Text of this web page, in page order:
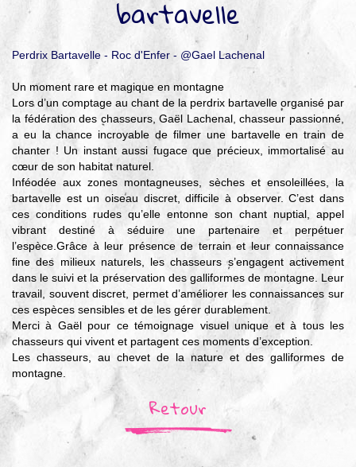
pour l’environnement
Je veux devenir chasseur
▼
Je suis chasseur
Je valide mon permis
bartavelle
Perdrix Bartavelle - Roc d'Enfer - @Gael Lachenal
Un moment rare et magique en montagne
Lors d’un comptage au chant de la perdrix bartavelle organisé par
la fédération des chasseurs, Gaël Lachenal, chasseur passionné,
a eu la chance incroyable de filmer une bartavelle en train de
chanter ! Un instant aussi fugace que précieux, immortalisé au
cœur de son habitat naturel.
Inféodée aux zones montagneuses, sèches et ensoleillées, la
bartavelle est un oiseau discret, difficile à observer. C’est dans
ces conditions rudes qu’elle entonne son chant nuptial, appel
vibrant destiné à séduire une partenaire et perpétuer
l’espèce.Grâce à leur présence de terrain et leur connaissance
fine des milieux naturels, les chasseurs s’engagent activement
dans le suivi et la préservation des galliformes de montagne. Leur
travail, souvent discret, permet d’améliorer les connaissances sur
ces espèces sensibles et de les gérer durablement.
Merci à Gaël pour ce témoignage visuel unique et à tous les
chasseurs qui vivent et partagent ces moments d’exception.
Les chasseurs, au chevet de la nature et des galliformes de
montagne.
Retour